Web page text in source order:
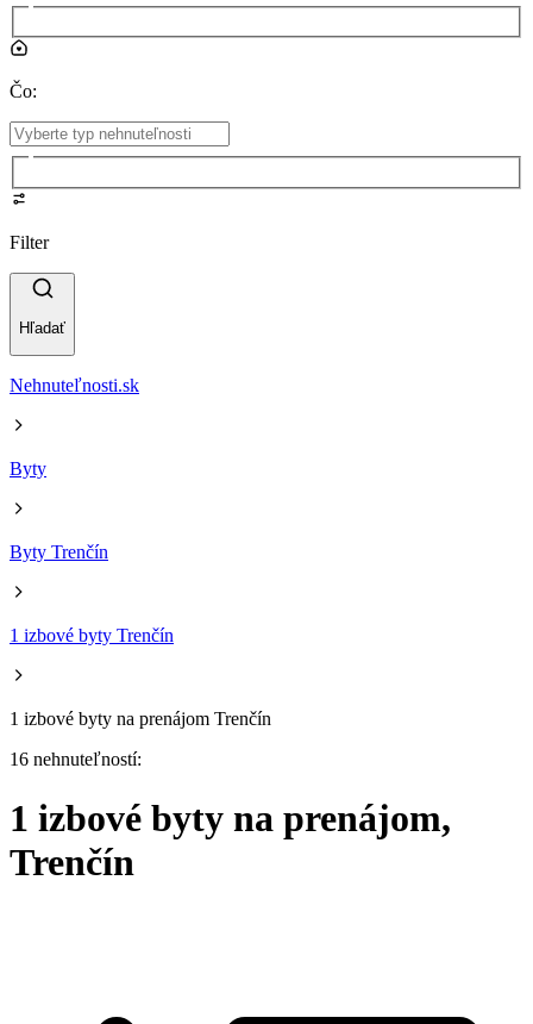
Čo:
Filter
Hľadať
Nehnuteľnosti.sk
Byty
Byty Trenčín
1 izbové byty Trenčín
1 izbové byty na prenájom Trenčín
16 nehnuteľností:
1 izbové byty na prenájom,
Trenčín